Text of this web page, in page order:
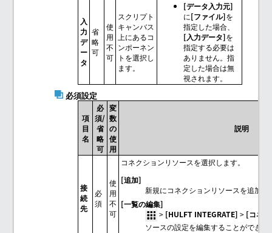
入
力
デ
ー
タ
省
略
可
使
用
不
可
スクリプト
キャンバス
上にあるコ
ンポーネン
トを選択し
ます。
[データ入力元]
に[ファイル]を
指定した場合、
[入力データ]を
指定する必要は
ありません。指
定した場合は無
視されます。
必須設定
項
目
名
必
須/
省
略
可
変
数
の
使
用
説明
接
続
先
必
須
使
用
不
可
コネクションリソースを選択します。
[追加]
新規にコネクションリソースを追加し
[一覧の編集]
> HULFT INTEGRATE > コネ
ソースの設定を編集することができま